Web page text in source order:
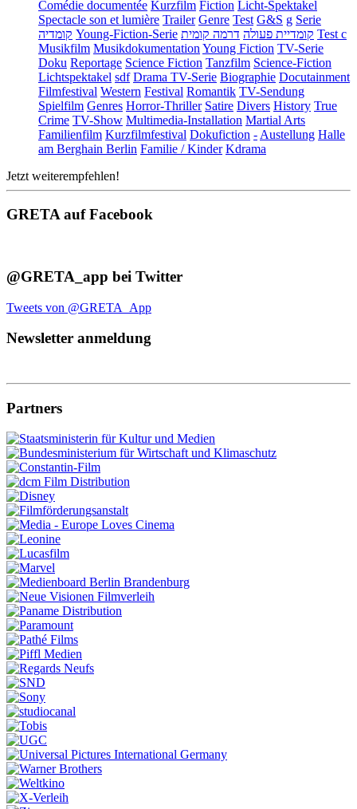
Comédie documentée Kurzfilm Fiction Licht-Spektakel
Spectacle son et lumière Trailer Genre Test G&S g Serie
קומדיה Young-Fiction-Serie קומדיית פעולה דרמה קומית
Test c
Musikfilm Musikdokumentation Young Fiction TV-Serie
Doku Reportage Science Fiction Tanzfilm Science-Fiction
Lichtspektakel sdf Drama TV-Serie Biographie Docutainment
Filmfestival Western Festival Romantik TV-Sendung
Spielfilm Genres Horror-Thriller Satire Divers History True
Crime TV-Show Multimedia-Installation Martial Arts
Familienfilm Kurzfilmfestival Dokufiction - Austellung Halle
am Berghain Berlin Familie / Kinder Kdrama
Jetzt weiterempfehlen!
GRETA auf Facebook
@GRETA_app bei Twitter
Tweets von @GRETA_App
Newsletter anmeldung
Partners